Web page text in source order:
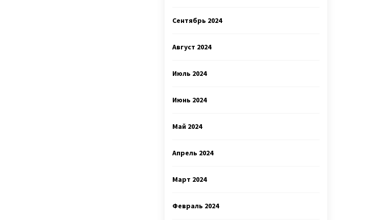
Сентябрь 2024
Август 2024
Июль 2024
Июнь 2024
Май 2024
Апрель 2024
Март 2024
Февраль 2024